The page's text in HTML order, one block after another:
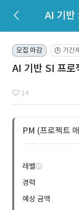
AI 기반
모집 마감 🕒 기간
AI 기반 SI 프로
14
PM (프로젝트
레벨
경력
예상 금액